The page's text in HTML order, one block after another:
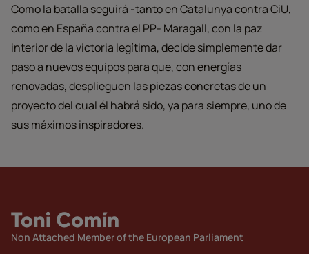
Como la batalla seguirá -tanto en Catalunya contra CiU,
como en España contra el PP- Maragall, con la paz
interior de la victoria legítima, decide simplemente dar
paso a nuevos equipos para que, con energías
renovadas, desplieguen las piezas concretas de un
proyecto del cual él habrá sido, ya para siempre, uno de
sus máximos inspiradores.
Non Attached Member of the European Parliament